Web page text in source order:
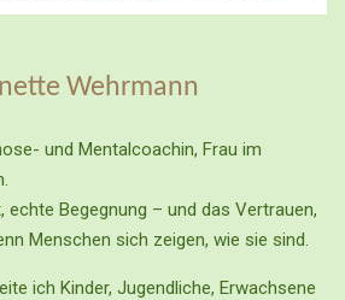
Wehrmann
und Mentalcoachin, Frau im
echte Begegnung – und das Vertrauen,
Menschen sich zeigen, wie sie sind.
ich Kinder, Jugendliche, Erwachsene